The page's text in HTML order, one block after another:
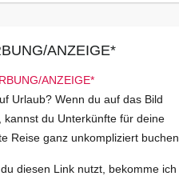
ANZEIGE*
Urlaub? Wenn du auf das Bild
kannst du Unterkünfte für deine
Reise ganz unkompliziert buchen.
diesen Link nutzt, bekomme ich